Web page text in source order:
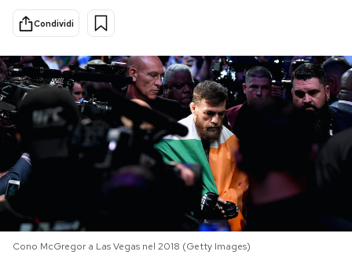
Scienza
Cultura
Economia
Sport
Altrecose
Mondiali calcio 2026
PODCAST
I MIEI PREFERITI
Condividi
Cono McGregor a Las Vegas nel 2018 (Getty Images)